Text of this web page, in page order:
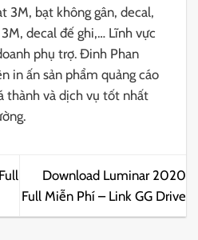
3M, bạt không gân, decal,
decal đế ghi,… Lĩnh vực
phụ trợ. Đinh Phan
in ấn sản phẩm quảng cáo
thành và dịch vụ tốt nhất
Download Luminar 2020
Full Miễn Phí – Link GG Drive